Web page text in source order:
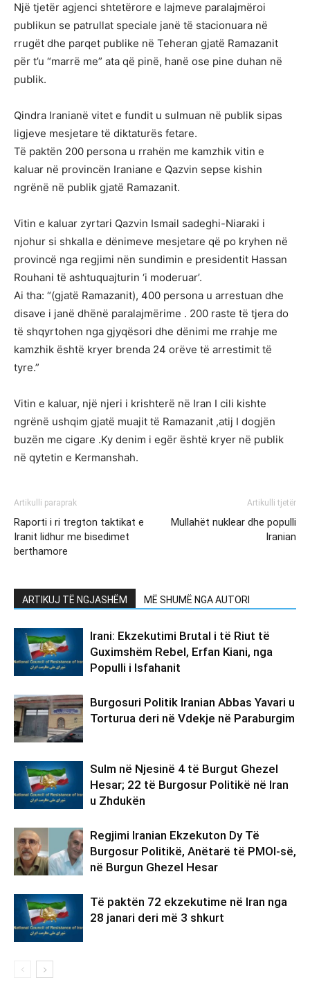
Një tjetër agjenci shtetërore e lajmeve paralajmëroi
publikun se patrullat speciale janë të stacionuara në
rrugët dhe parqet publike në Teheran gjatë Ramazanit
për t’u “marrë me” ata që pinë, hanë ose pine duhan në
publik.
Qindra Iranianë vitet e fundit u sulmuan në publik sipas
ligjeve mesjetare të diktaturës fetare.
Të paktën 200 persona u rrahën me kamzhik vitin e
kaluar në provincën Iraniane e Qazvin sepse kishin
ngrënë në publik gjatë Ramazanit.
Vitin e kaluar zyrtari Qazvin Ismail sadeghi-Niaraki i
njohur si shkalla e dënimeve mesjetare që po kryhen në
provincë nga regjimi nën sundimin e presidentit Hassan
Rouhani të ashtuquajturin ‘i moderuar’.
Ai tha: “(gjatë Ramazanit), 400 persona u arrestuan dhe
disave i janë dhënë paralajmërime . 200 raste të tjera do
të shqyrtohen nga gjyqësori dhe dënimi me rrahje me
kamzhik është kryer brenda 24 orëve të arrestimit të
tyre.”
Vitin e kaluar, një njeri i krishterë në Iran I cili kishte
ngrënë ushqim gjatë muajit të Ramazanit ,atij I dogjën
buzën me cigare .Ky denim i egër është kryer në publik
në qytetin e Kermanshah.
Artikulli paraprak
Raporti i ri tregton taktikat e
Iranit lidhur me bisedimet
berthamore
Artikulli tjetër
Mullahët nuklear dhe populli
Iranian
ARTIKUJ TË NGJASHËM MË SHUMË NGA AUTORI
Irani: Ekzekutimi Brutal i të Riut të
Guximshëm Rebel, Erfan Kiani, nga
Populli i Isfahanit
Burgosuri Politik Iranian Abbas Yavari u
Torturua deri në Vdekje në Paraburgim
Sulm në Njesinë 4 të Burgut Ghezel
Hesar; 22 të Burgosur Politikë në Iran
u Zhdukën
Regjimi Iranian Ekzekuton Dy Të
Burgosur Politikë, Anëtarë të PMOI-së,
në Burgun Ghezel Hesar
Të paktën 72 ekzekutime në Iran nga
28 janari deri më 3 shkurt